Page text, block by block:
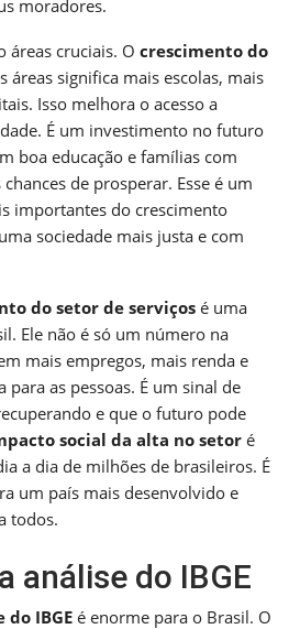
moradores.
áreas cruciais. O crescimento do
áreas significa mais escolas, mais
Isso melhora o acesso a
É um investimento no futuro
boa educação e famílias com
de prosperar. Esse é um
importantes do crescimento
sociedade mais justa e com
do setor de serviços é uma
Ele não é só um número na
mais empregos, mais renda e
as pessoas. É um sinal de
e que o futuro pode
social da alta no setor é
a dia de milhões de brasileiros. É
um país mais desenvolvido e
todos.
análise do IBGE
IBGE é enorme para o Brasil. O